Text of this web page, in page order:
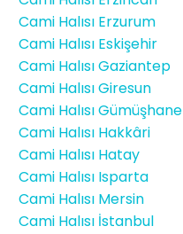
Cami Halısı Erzurum
Cami Halısı Eskişehir
Cami Halısı Gaziantep
Cami Halısı Giresun
Cami Halısı Gümüşhane
Cami Halısı Hakkâri
Cami Halısı Hatay
Cami Halısı Isparta
Cami Halısı Mersin
Cami Halısı İstanbul